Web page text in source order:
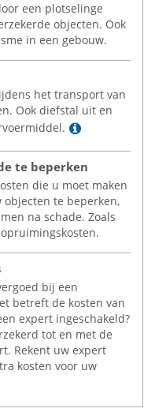
een plotselinge
objecten. Ook
in een gebouw.
het transport van
Ook diefstal uit en
Lees meer
te beperken
die u moet maken
objecten te beperken,
na schade. Zoals
bij een
betreft de kosten van
expert ingeschakeld?
tot en met de
Rekent uw expert
kosten voor uw